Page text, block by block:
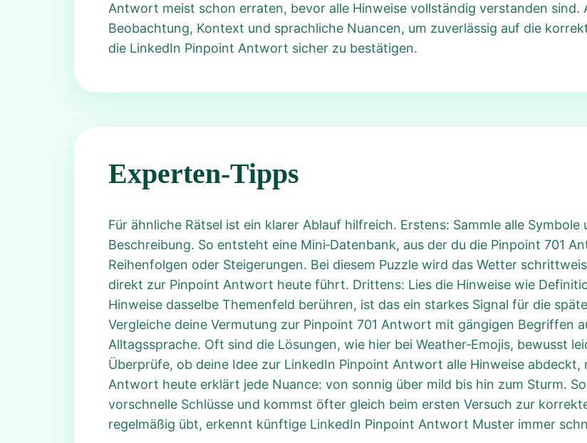
Antwort meist schon erraten, bevor alle Hinweise vollständig verstanden sind.
Beobachtung, Kontext und sprachliche Nuancen, um zuverlässig auf die
die LinkedIn Pinpoint Antwort sicher zu bestätigen.
Experten-Tipps
Für ähnliche Rätsel ist ein klarer Ablauf hilfreich. Erstens: Sammle alle
Beschreibung. So entsteht eine Mini‑Datenbank, aus der du die Pinpoint 701
Reihenfolgen oder Steigerungen. Bei diesem Puzzle wird das Wetter
direkt zur Pinpoint Antwort heute führt. Drittens: Lies die Hinweise wie
Hinweise dasselbe Themenfeld berühren, ist das ein starkes Signal für die
Vergleiche deine Vermutung zur Pinpoint 701 Antwort mit gängigen Begriffen
Alltagssprache. Oft sind die Lösungen, wie hier bei Weather‑Emojis, bewusst
Überprüfe, ob deine Idee zur LinkedIn Pinpoint Antwort alle Hinweise
Antwort heute erklärt jede Nuance: von sonnig über mild bis hin zum Sturm.
vorschnelle Schlüsse und kommst öfter gleich beim ersten Versuch zur
regelmäßig übt, erkennt künftige LinkedIn Pinpoint Antwort Muster immer